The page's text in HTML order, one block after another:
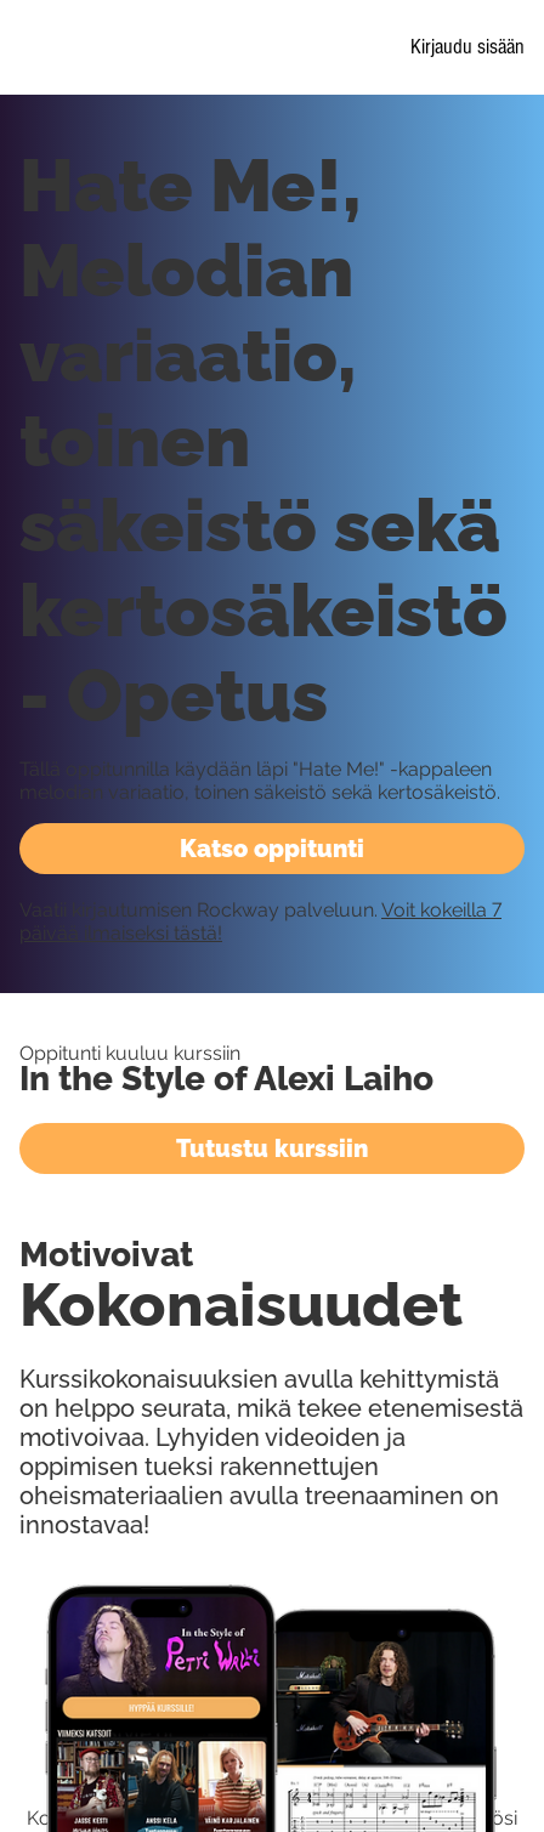
Kirjaudu sisään
Kokeile Ilmaiseksi
Kokeilemalla ilmaiseksi saat koko sisältömme käyttöösi
Katso oppitunti
Hate Me!,
Melodian
variaatio,
toinen
säkeistö sekä
kertosäkeistö
- Opetus
Tällä oppitunnilla käydään läpi "Hate Me!" -kappaleen
melodian variaatio, toinen säkeistö sekä kertosäkeistö.
Vaatii kirjautumisen Rockway palveluun. Voit kokeilla 7
päivää ilmaiseksi tästä!
Oppitunti kuuluu kurssiin
In the Style of Alexi Laiho
Tutustu kurssiin
Kurssikokonaisuuksien avulla kehittymistä
on helppo seurata, mikä tekee etenemisestä
motivoivaa. Lyhyiden videoiden ja
oppimisen tueksi rakennettujen
oheismateriaalien avulla treenaaminen on
innostavaa!
Kokonaisuudet
Motivoivat